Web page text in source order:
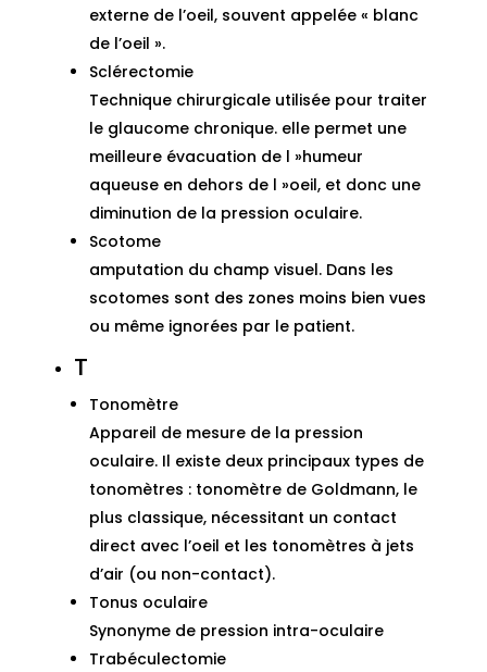
externe de l’oeil, souvent appelée « blanc
de l’oeil ».
Sclérectomie
Technique chirurgicale utilisée pour traiter
le glaucome chronique. elle permet une
meilleure évacuation de l »humeur
aqueuse en dehors de l »oeil, et donc une
diminution de la pression oculaire.
Scotome
amputation du champ visuel. Dans les
scotomes sont des zones moins bien vues
ou même ignorées par le patient.
T
Tonomètre
Appareil de mesure de la pression
oculaire. Il existe deux principaux types de
tonomètres : tonomètre de Goldmann, le
plus classique, nécessitant un contact
direct avec l’oeil et les tonomètres à jets
d’air (ou non-contact).
Tonus oculaire
Synonyme de pression intra-oculaire
Trabéculectomie